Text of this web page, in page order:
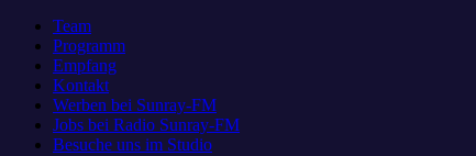
Team
Programm
Empfang
Kontakt
Werben bei Sunray-FM
Jobs bei Radio Sunray-FM
Besuche uns im Studio